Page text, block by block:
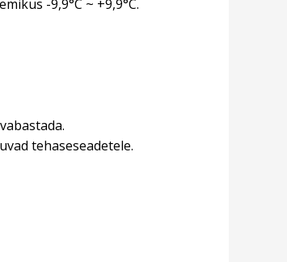
-9,9°C ~ +9,9°C.
tehaseseadetele.